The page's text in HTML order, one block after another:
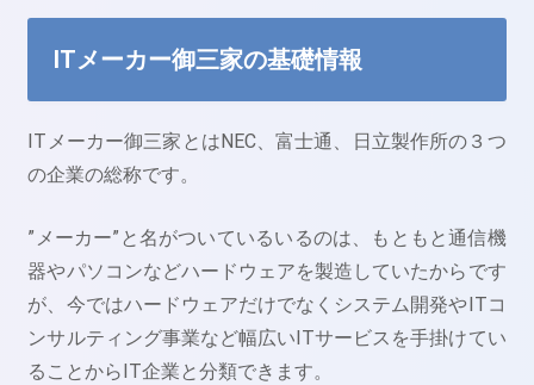
ITメーカー御三家の基礎情報
ITメーカー御三家とはNEC、富士通、日立製作所の３つ
の企業の総称です。
”メーカー”と名がついているいるのは、もともと通信機
器やパソコンなどハードウェアを製造していたからです
が、今ではハードウェアだけでなくシステム開発やITコ
ンサルティング事業など幅広いITサービスを手掛けてい
ることからIT企業と分類できます。